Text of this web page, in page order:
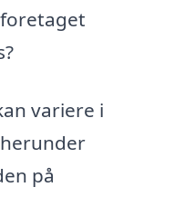
variere i
på